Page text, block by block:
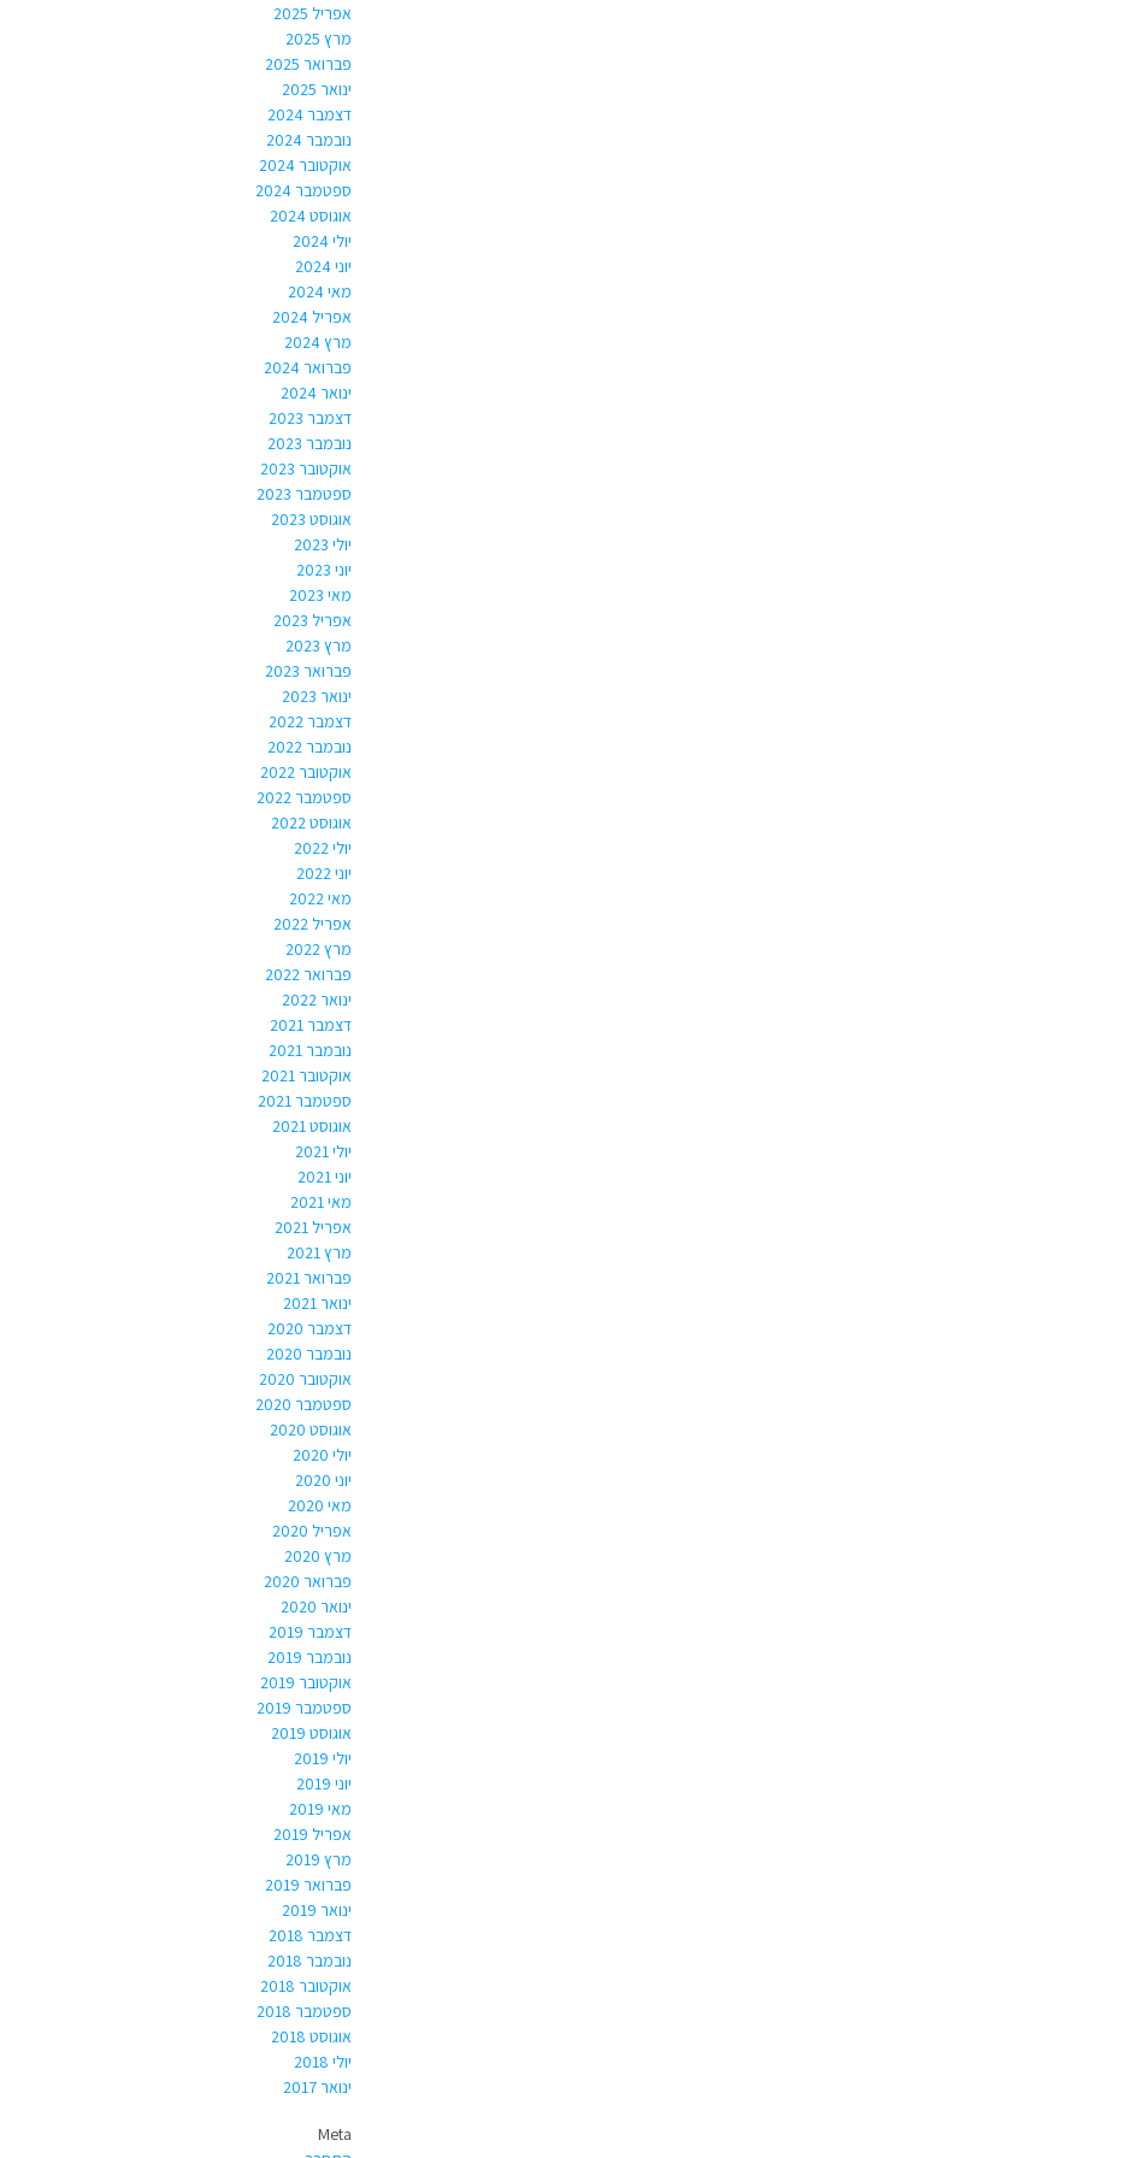
אפריל 2025
מרץ 2025
פברואר 2025
ינואר 2025
דצמבר 2024
נובמבר 2024
אוקטובר 2024
ספטמבר 2024
אוגוסט 2024
יולי 2024
יוני 2024
מאי 2024
אפריל 2024
מרץ 2024
פברואר 2024
ינואר 2024
דצמבר 2023
נובמבר 2023
אוקטובר 2023
ספטמבר 2023
אוגוסט 2023
יולי 2023
יוני 2023
מאי 2023
אפריל 2023
מרץ 2023
פברואר 2023
ינואר 2023
דצמבר 2022
נובמבר 2022
אוקטובר 2022
ספטמבר 2022
אוגוסט 2022
יולי 2022
יוני 2022
מאי 2022
אפריל 2022
מרץ 2022
פברואר 2022
ינואר 2022
דצמבר 2021
נובמבר 2021
אוקטובר 2021
ספטמבר 2021
אוגוסט 2021
יולי 2021
יוני 2021
מאי 2021
אפריל 2021
מרץ 2021
פברואר 2021
ינואר 2021
דצמבר 2020
נובמבר 2020
אוקטובר 2020
ספטמבר 2020
אוגוסט 2020
יולי 2020
יוני 2020
מאי 2020
אפריל 2020
מרץ 2020
פברואר 2020
ינואר 2020
דצמבר 2019
נובמבר 2019
אוקטובר 2019
ספטמבר 2019
אוגוסט 2019
יולי 2019
יוני 2019
מאי 2019
אפריל 2019
מרץ 2019
פברואר 2019
ינואר 2019
דצמבר 2018
נובמבר 2018
אוקטובר 2018
ספטמבר 2018
אוגוסט 2018
יולי 2018
ינואר 2017
Meta